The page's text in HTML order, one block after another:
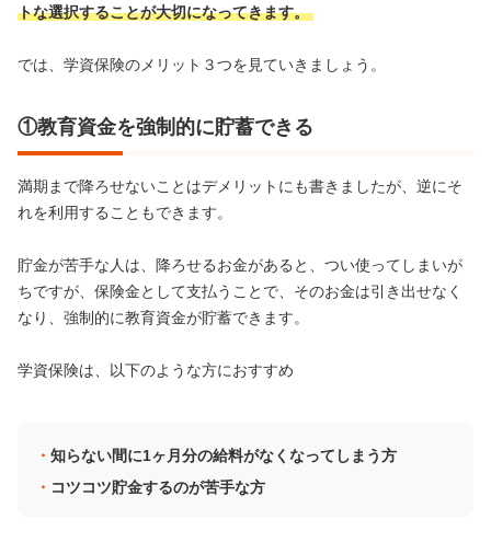
トな選択することが大切になってきます。
では、学資保険のメリット３つを見ていきましょう。
①教育資金を強制的に貯蓄できる
満期まで降ろせないことはデメリットにも書きましたが、逆にそ
れを利用することもできます。
貯金が苦手な人は、降ろせるお金があると、つい使ってしまいが
ちですが、保険金として支払うことで、そのお金は引き出せなく
なり、強制的に教育資金が貯蓄できます。
学資保険は、以下のような方におすすめ
知らない間に1ヶ月分の給料がなくなってしまう方
コツコツ貯金するのが苦手な方